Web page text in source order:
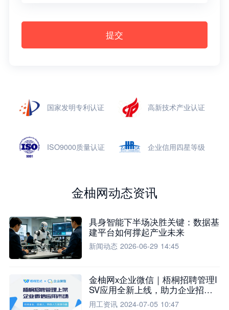
提交
国家发明专利认证 高新技术产业认证
ISO9000质量认证 企业信用四星等级
金柚网动态资讯
具身智能下半场决胜关键：数据基
建平台如何撑起产业未来
新闻动态 2026-06-29 14:45
金柚网x企业微信｜梧桐招聘管理I
SV应用全新上线，助力企业招聘
流程全面升级
用工资讯 2024-07-05 10:47